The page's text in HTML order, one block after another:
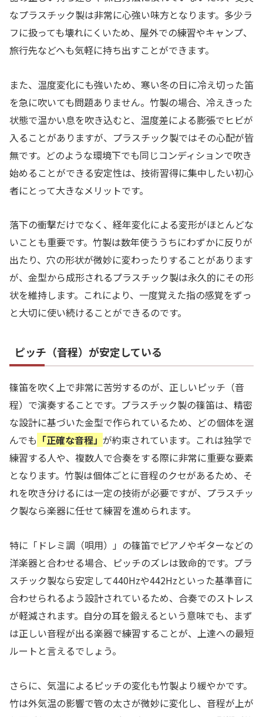
なプラスチック製は非常に心強い味方となります。多少ラ
フに扱っても壊れにくいため、屋外での練習やキャンプ、
旅行先などへも気軽に持ち出すことができます。
また、温度変化にも強いため、寒い冬の日に冷え切った笛
を急に吹いても問題ありません。竹製の場合、冷えきった
状態で温かい息を吹き込むと、温度差による膨張でヒビが
入ることがありますが、プラスチック製ではその心配が皆
無です。どのような環境下でも同じコンディションで吹き
始めることができる安定性は、技術習得に集中したい初心
者にとって大きなメリットです。
落下の衝撃だけでなく、経年変化による変形がほとんどな
いことも重要です。竹製は数年使ううちにわずかに反りが
出たり、穴の形状が微妙に変わったりすることがあります
が、金型から成形されるプラスチック製は永久的にその形
状を維持します。これにより、一度覚えた指の感覚をずっ
と大切に使い続けることができるのです。
ピッチ（音程）が安定している
篠笛を吹く上で非常に苦労するのが、正しいピッチ（音
程）で演奏することです。プラスチック製の篠笛は、精密
な設計に基づいた金型で作られているため、どの個体を選
んでも 「正確な音程」 が約束されています。これは独学で
練習する人や、複数人で合奏をする際に非常に重要な要素
となります。竹製は個体ごとに音程のクセがあるため、そ
れを吹き分けるには一定の技術が必要ですが、プラスチッ
ク製なら楽器に任せて練習を進められます。
特に「ドレミ調（唄用）」の篠笛でピアノやギターなどの
洋楽器と合わせる場合、ピッチのズレは致命的です。プラ
スチック製なら安定して440Hzや442Hzといった基準音に
合わせられるよう設計されているため、合奏でのストレス
が軽減されます。自分の耳を鍛えるという意味でも、まず
は正しい音程が出る楽器で練習することが、上達への最短
ルートと言えるでしょう。
さらに、気温によるピッチの変化も竹製より緩やかです。
竹は外気温の影響で管の太さが微妙に変化し、音程が上が